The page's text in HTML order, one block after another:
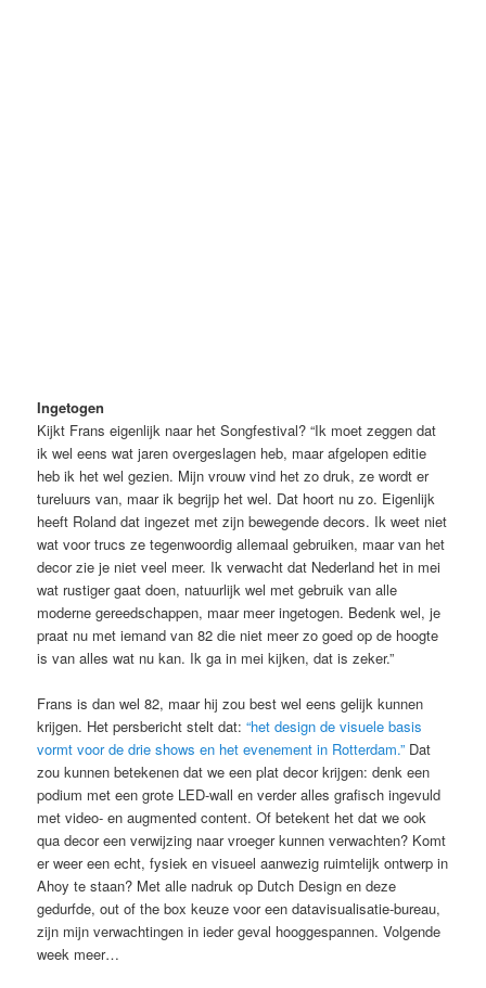
Ingetogen
Kijkt Frans eigenlijk naar het Songfestival? “Ik moet zeggen dat
ik wel eens wat jaren overgeslagen heb, maar afgelopen editie
heb ik het wel gezien. Mijn vrouw vind het zo druk, ze wordt er
tureluurs van, maar ik begrijp het wel. Dat hoort nu zo. Eigenlijk
heeft Roland dat ingezet met zijn bewegende decors. Ik weet niet
wat voor trucs ze tegenwoordig allemaal gebruiken, maar van het
decor zie je niet veel meer. Ik verwacht dat Nederland het in mei
wat rustiger gaat doen, natuurlijk wel met gebruik van alle
moderne gereedschappen, maar meer ingetogen. Bedenk wel, je
praat nu met iemand van 82 die niet meer zo goed op de hoogte
is van alles wat nu kan. Ik ga in mei kijken, dat is zeker.”
Frans is dan wel 82, maar hij zou best wel eens gelijk kunnen
krijgen. Het persbericht stelt dat:“het design de visuele basis
vormt voor de drie shows en het evenement in Rotterdam.” Dat
zou kunnen betekenen dat we een plat decor krijgen: denk een
podium met een grote LED-wall en verder alles grafisch ingevuld
met video- en augmented content. Of betekent het dat we ook
qua decor een verwijzing naar vroeger kunnen verwachten? Komt
er weer een echt, fysiek en visueel aanwezig ruimtelijk ontwerp in
Ahoy te staan? Met alle nadruk op Dutch Design en deze
gedurfde, out of the box keuze voor een datavisualisatie-bureau,
zijn mijn verwachtingen in ieder geval hooggespannen. Volgende
week meer…